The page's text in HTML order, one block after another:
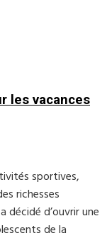
les vacances
sportives,
richesses
décidé d’ouvrir une